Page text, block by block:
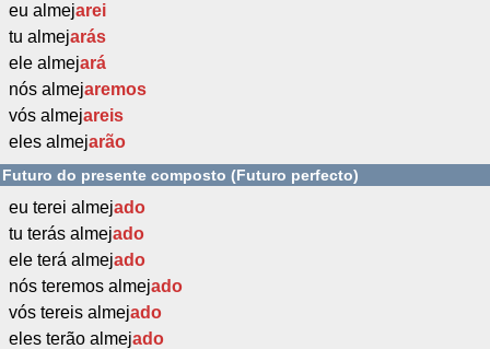
eu almejarei
tu almejarás
ele almejará
nós almejaremos
vós almejareis
eles almejarão
Futuro do presente composto (Futuro perfecto)
eu terei almejado
tu terás almejado
ele terá almejado
nós teremos almejado
vós tereis almejado
eles terão almejado